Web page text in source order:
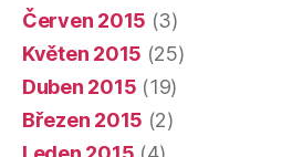
Červen 2015 (3)
Květen 2015 (25)
Duben 2015 (19)
Březen 2015 (2)